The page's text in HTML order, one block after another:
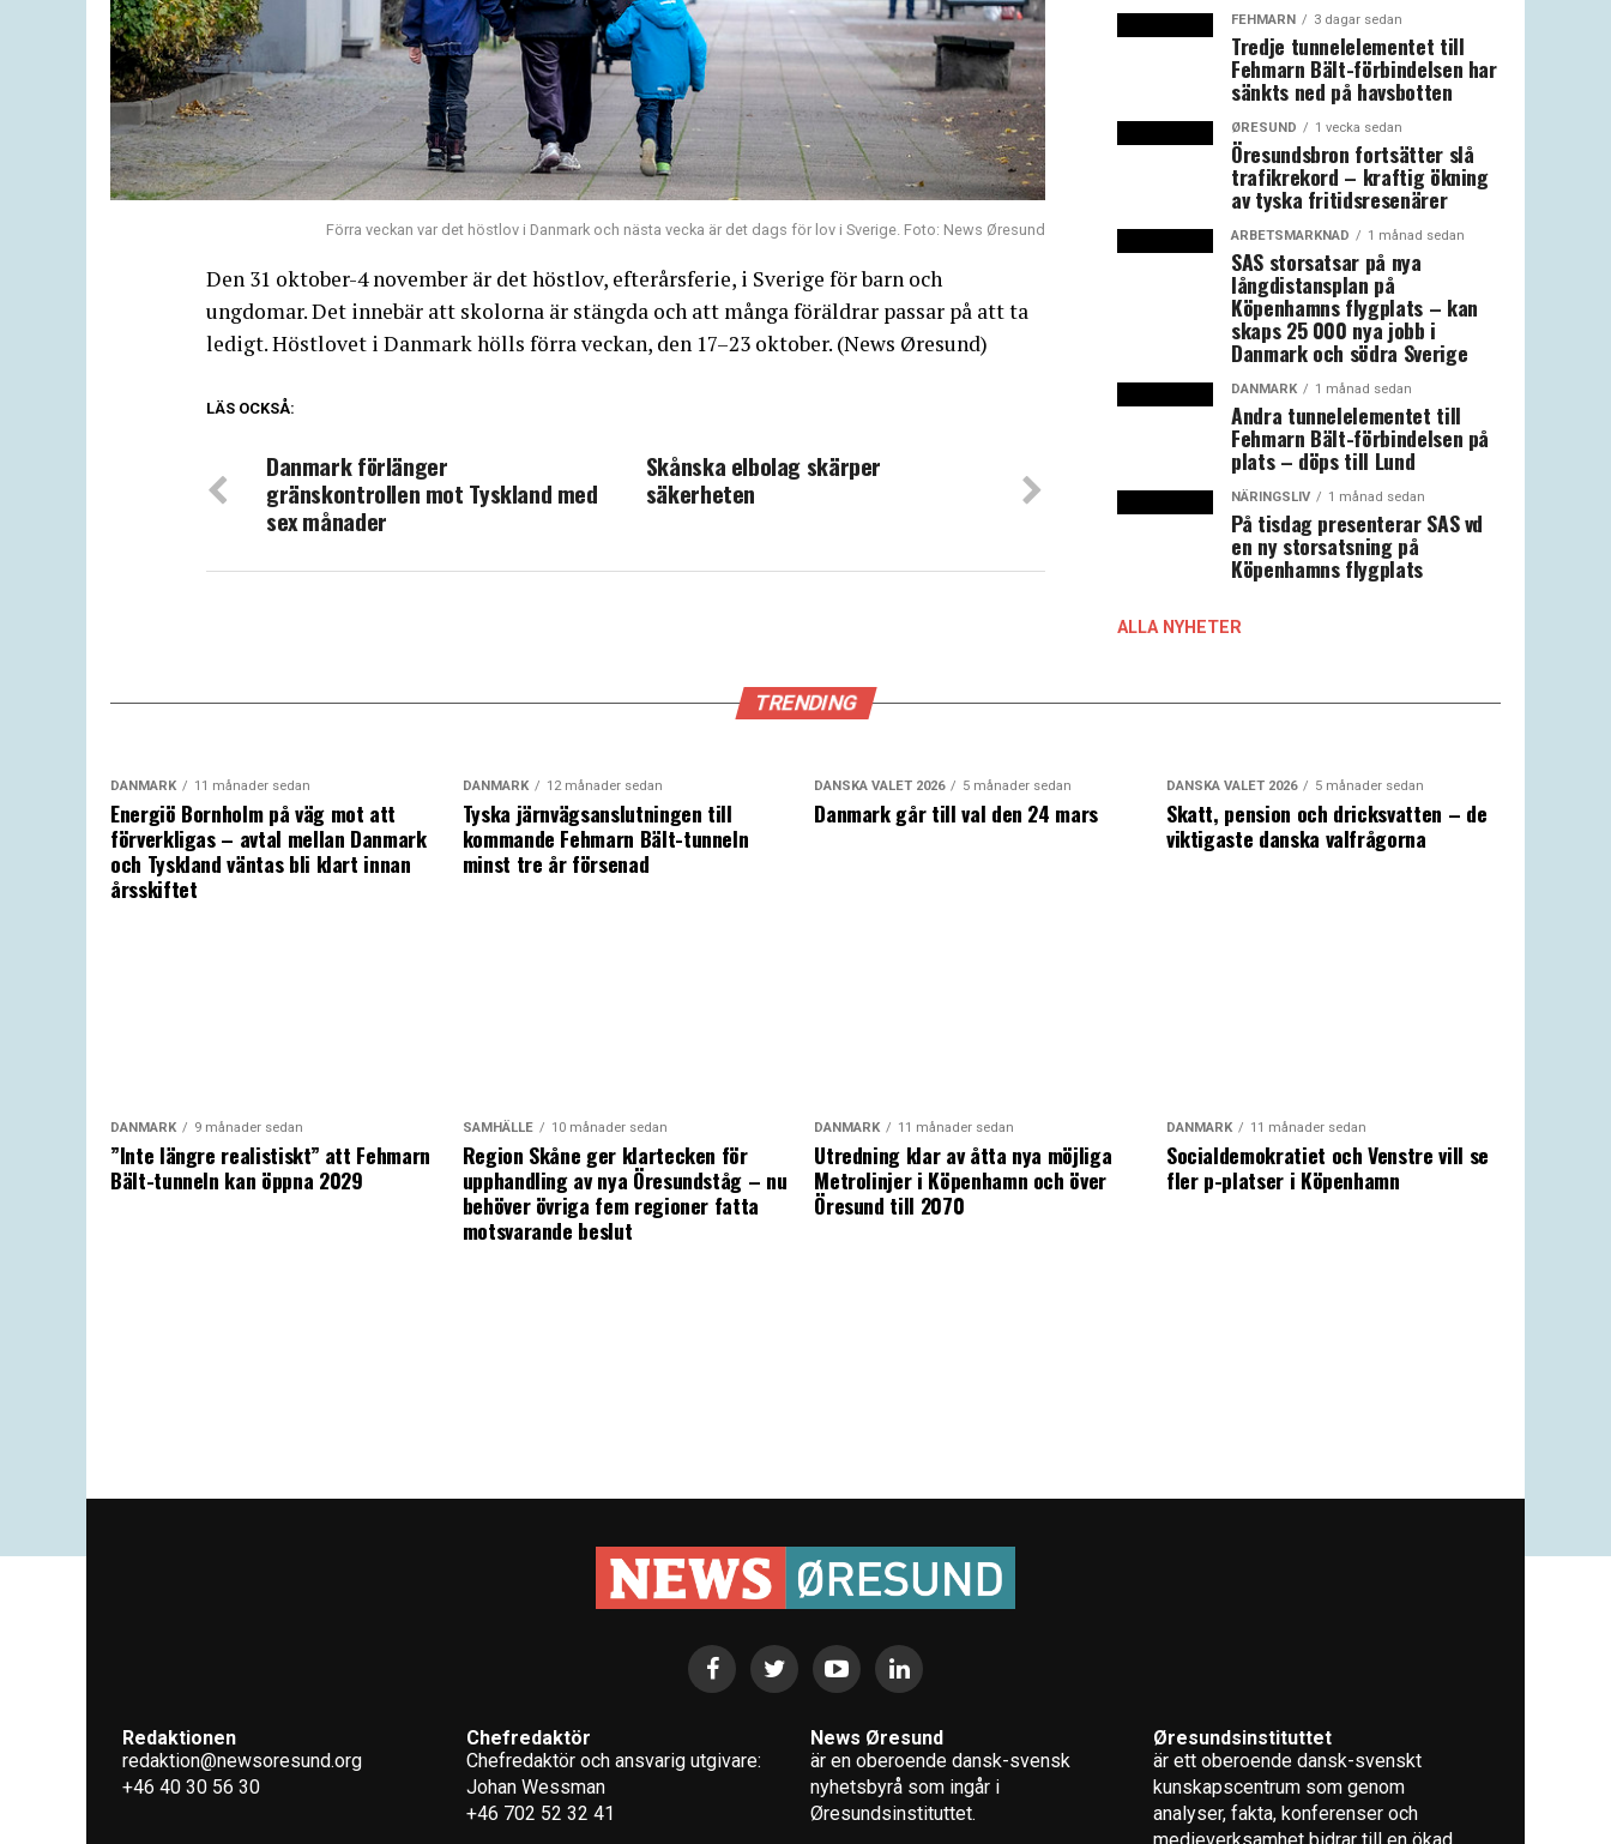
Förra veckan var det höstlov i Danmark och nästa vecka är det dags för lov i Sverige. Foto: News Øresund
Den 31 oktober-4 november är det höstlov, efterårsferie, i Sverige för barn och
ungdomar. Det innebär att skolorna är stängda och att många föräldrar passar på att ta
ledigt. Höstlovet i Danmark hölls förra veckan, den 17–23 oktober. (News Øresund)
LÄS OCKSÅ:
Skånska elbolag skärper
säkerheten
Danmark förlänger
gränskontrollen mot Tyskland med
sex månader
FEHMARN 3 dagar sedan
Tredje tunnelelementet till
Fehmarn Bält-förbindelsen har
sänkts ned på havsbotten
ØRESUND 1 vecka sedan
Öresundsbron fortsätter slå
trafikrekord – kraftig ökning
av tyska fritidsresenärer
ARBETSMARKNAD 1 månad sedan
SAS storsatsar på nya
långdistansplan på
Köpenhamns flygplats – kan
skaps 25 000 nya jobb i
Danmark och södra Sverige
DANMARK 1 månad sedan
Andra tunnelelementet till
Fehmarn Bält-förbindelsen på
plats – döps till Lund
NÄRINGSLIV 1 månad sedan
På tisdag presenterar SAS vd
en ny storsatsning på
Köpenhamns flygplats
ALLA NYHETER
TRENDING
DANMARK 11 månader sedan
Energiö Bornholm på väg mot att
förverkligas – avtal mellan Danmark
och Tyskland väntas bli klart innan
årsskiftet
DANMARK 12 månader sedan
Tyska järnvägsanslutningen till
kommande Fehmarn Bält-tunneln
minst tre år försenad
DANSKA VALET 2026 5 månader sedan
Danmark går till val den 24 mars
DANSKA VALET 2026 5 månader sedan
Skatt, pension och dricksvatten – de
viktigaste danska valfrågorna
DANMARK 9 månader sedan
”Inte längre realistiskt” att Fehmarn
Bält-tunneln kan öppna 2029
SAMHÄLLE 10 månader sedan
Region Skåne ger klartecken för
upphandling av nya Öresundståg – nu
behöver övriga fem regioner fatta
motsvarande beslut
DANMARK 11 månader sedan
Utredning klar av åtta nya möjliga
Metrolinjer i Köpenhamn och över
Öresund till 2070
DANMARK 11 månader sedan
Socialdemokratiet och Venstre vill se
fler p-platser i Köpenhamn
Redaktionen
redaktion@newsoresund.org
+46 40 30 56 30
Chefredaktör
Chefredaktör och ansvarig utgivare:
Johan Wessman
+46 702 52 32 41
News Øresund
är en oberoende dansk-svensk
nyhets­byrå som ingår i
Øresundsinstituttet.
Øresundsinstituttet
är ett oberoende dansk-svenskt
kunskapscentrum som genom
analyser, fakta, konferenser och